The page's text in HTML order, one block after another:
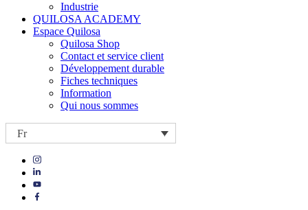
Industrie
QUILOSA ACADEMY
Espace Quilosa
Quilosa Shop
Contact et service client
Développement durable
Fiches techniques
Information
Qui nous sommes
Fr
Visit
https://www.instagram.com/quilosa_selena/
Visit
our
Visit